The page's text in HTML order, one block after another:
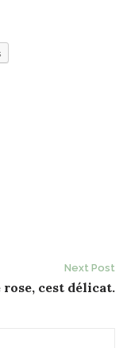
Next Post
rose, cest délicat.